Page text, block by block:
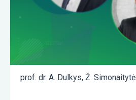
prof. dr. A. Dulkys, Ž. Simonaitytė